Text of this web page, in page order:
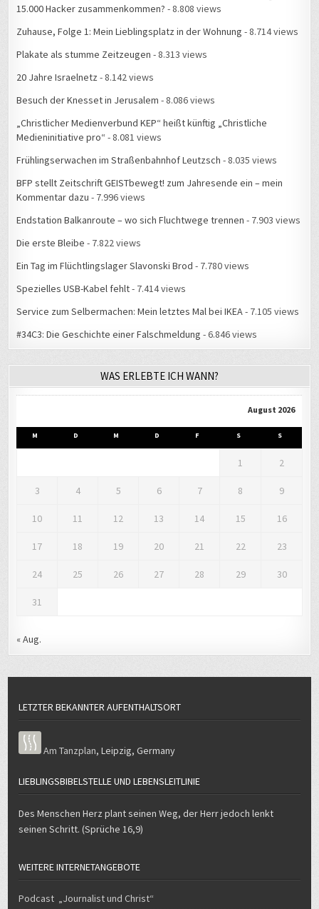
15.000 Hacker zusammenkommen? - 8.808 views
Zuhause, Folge 1: Mein Lieblingsplatz in der Wohnung - 8.714 views
Plakate als stumme Zeitzeugen - 8.313 views
20 Jahre Israelnetz - 8.142 views
Besuch der Knesset in Jerusalem - 8.086 views
„Christlicher Medienverbund KEP“ heißt künftig „Christliche
Medieninitiative pro“ - 8.081 views
Frühlingserwachen im Straßenbahnhof Leutzsch - 8.035 views
BFP stellt Zeitschrift GEISTbewegt! zum Jahresende ein – mein
Kommentar dazu - 7.996 views
Endstation Balkanroute – wo sich Fluchtwege trennen - 7.903 views
Die erste Bleibe - 7.822 views
Ein Tag im Flüchtlingslager Slavonski Brod - 7.780 views
Spezielles USB-Kabel fehlt- 7.414 views
Service zum Selbermachen: Mein letztes Mal bei IKEA- 7.105 views
#34C3: Die Geschichte einer Falschmeldung - 6.846 views
WAS ERLEBTE ICH WANN?
August 2026
M D M D F S S
1 2
3 4 5 6 7 8 9
10 11 12 13 14 15 16
17 18 19 20 21 22 23
24 25 26 27 28 29 30
31
« Aug.
LETZTER BEKANNTER AUFENTHALTSORT
Am Tanzplan,Leipzig,Germany
LIEBLINGSBIBELSTELLE UND LEBENSLEITLINIE
Des Menschen Herz plant seinen Weg, der Herr jedoch lenkt
seinen Schritt. (Sprüche 16,9)
WEITERE INTERNETANGEBOTE
Podcast „Journalist und Christ“